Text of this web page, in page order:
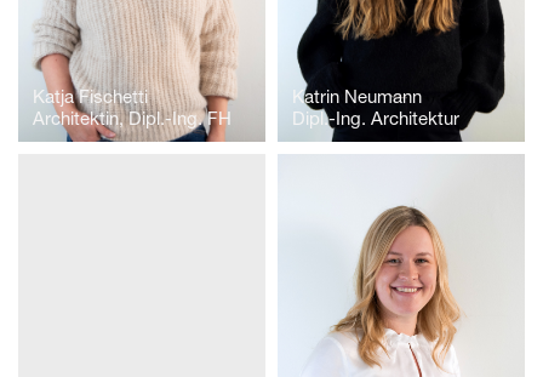
Katja Fischetti
Architektin, Dipl.-Ing. FH
Katrin Neumann
Dipl.-Ing. Architektur